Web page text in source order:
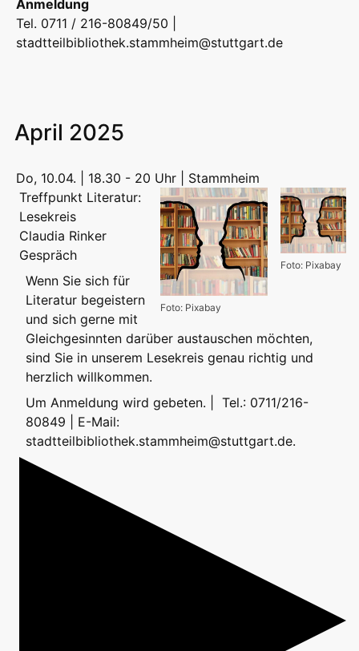
Anmeldung
Tel. 0711 / 216-80849/50 |
stadtteilbibliothek.stammheim@stuttgart.de
April 2025
Do, 10.04. | 18.30 - 20 Uhr | Stammheim
Foto: Pixabay
Foto: Pixabay
Treffpunkt Literatur:
Lesekreis
Claudia Rinker
Gespräch
Wenn Sie sich für
Literatur begeistern
und sich gerne mit
Gleichgesinnten darüber austauschen möchten,
sind Sie in unserem Lesekreis genau richtig und
herzlich willkommen.
Um Anmeldung wird gebeten. | Tel.: 0711/216-
80849 | E-Mail:
stadtteilbibliothek.stammheim@stuttgart.de.